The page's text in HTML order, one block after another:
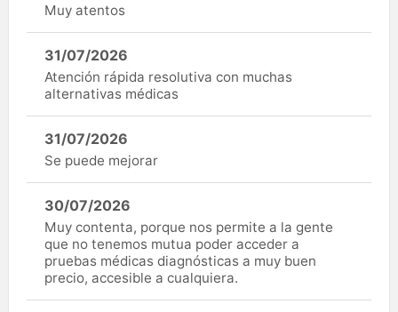
Muy atentos
31/07/2026
Atención rápida resolutiva con muchas
alternativas médicas
31/07/2026
Se puede mejorar
30/07/2026
Muy contenta, porque nos permite a la gente
que no tenemos mutua poder acceder a
pruebas médicas diagnósticas a muy buen
precio, accesible a cualquiera.